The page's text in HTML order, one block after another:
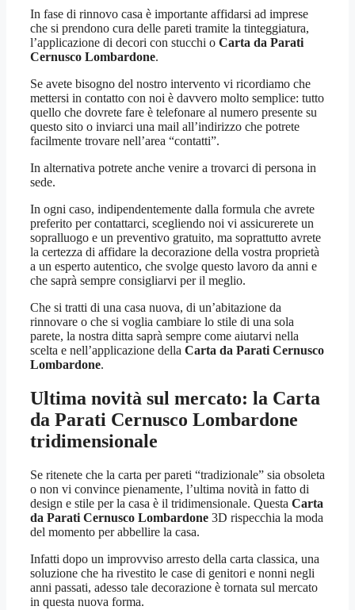
In fase di rinnovo casa è importante affidarsi ad imprese
che si prendono cura delle pareti tramite la tinteggiatura,
l’applicazione di decori con stucchi o Carta da Parati
Cernusco Lombardone.
Se avete bisogno del nostro intervento vi ricordiamo che
mettersi in contatto con noi è davvero molto semplice: tutto
quello che dovrete fare è telefonare al numero presente su
questo sito o inviarci una mail all’indirizzo che potrete
facilmente trovare nell’area “contatti”.
In alternativa potrete anche venire a trovarci di persona in
sede.
In ogni caso, indipendentemente dalla formula che avrete
preferito per contattarci, scegliendo noi vi assicurerete un
sopralluogo e un preventivo gratuito, ma soprattutto avrete
la certezza di affidare la decorazione della vostra proprietà
a un esperto autentico, che svolge questo lavoro da anni e
che saprà sempre consigliarvi per il meglio.
Che si tratti di una casa nuova, di un’abitazione da
rinnovare o che si voglia cambiare lo stile di una sola
parete, la nostra ditta saprà sempre come aiutarvi nella
scelta e nell’applicazione della Carta da Parati Cernusco
Lombardone.
Ultima novità sul mercato: la Carta
da Parati Cernusco Lombardone
tridimensionale
Se ritenete che la carta per pareti “tradizionale” sia obsoleta
o non vi convince pienamente, l’ultima novità in fatto di
design e stile per la casa è il tridimensionale. Questa Carta
da Parati Cernusco Lombardone 3D rispecchia la moda
del momento per abbellire la casa.
Infatti dopo un improvviso arresto della carta classica, una
soluzione che ha rivestito le case di genitori e nonni negli
anni passati, adesso tale decorazione è tornata sul mercato
in questa nuova forma.